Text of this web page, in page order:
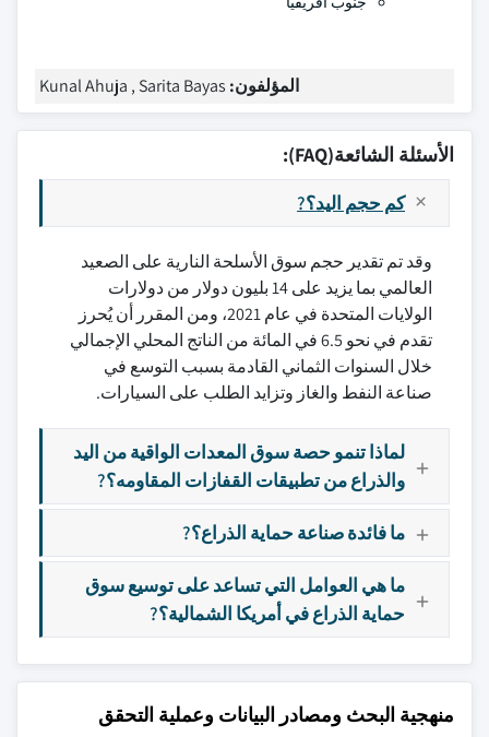
المؤلفون: Kunal Ahuja , Sarita Bayas
الأسئلة الشائعة(FAQ):
كم حجم اليد؟?
وقد تم تقدير حجم سوق الأسلحة النارية على الصعيد
العالمي بما يزيد على 14 بليون دولار من دولارات
الولايات المتحدة في عام 2021، ومن المقرر أن يُحرز
تقدم في نحو 6.5 في المائة من الناتج المحلي الإجمالي
خلال السنوات الثماني القادمة بسبب التوسع في
صناعة النفط والغاز وتزايد الطلب على السيارات.
لماذا تنمو حصة سوق المعدات الواقية من اليد
والذراع من تطبيقات القفازات المقاومه؟?
ما فائدة صناعة حماية الذراع؟?
ما هي العوامل التي تساعد على توسيع سوق
حماية الذراع في أمريكا الشمالية؟?
منهجية البحث ومصادر البيانات وعملية التحقق